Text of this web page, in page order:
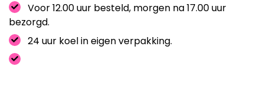
Voor 12.00 uur besteld, morgen na 17.00 uur
bezorgd.
24 uur koel in eigen verpakking.